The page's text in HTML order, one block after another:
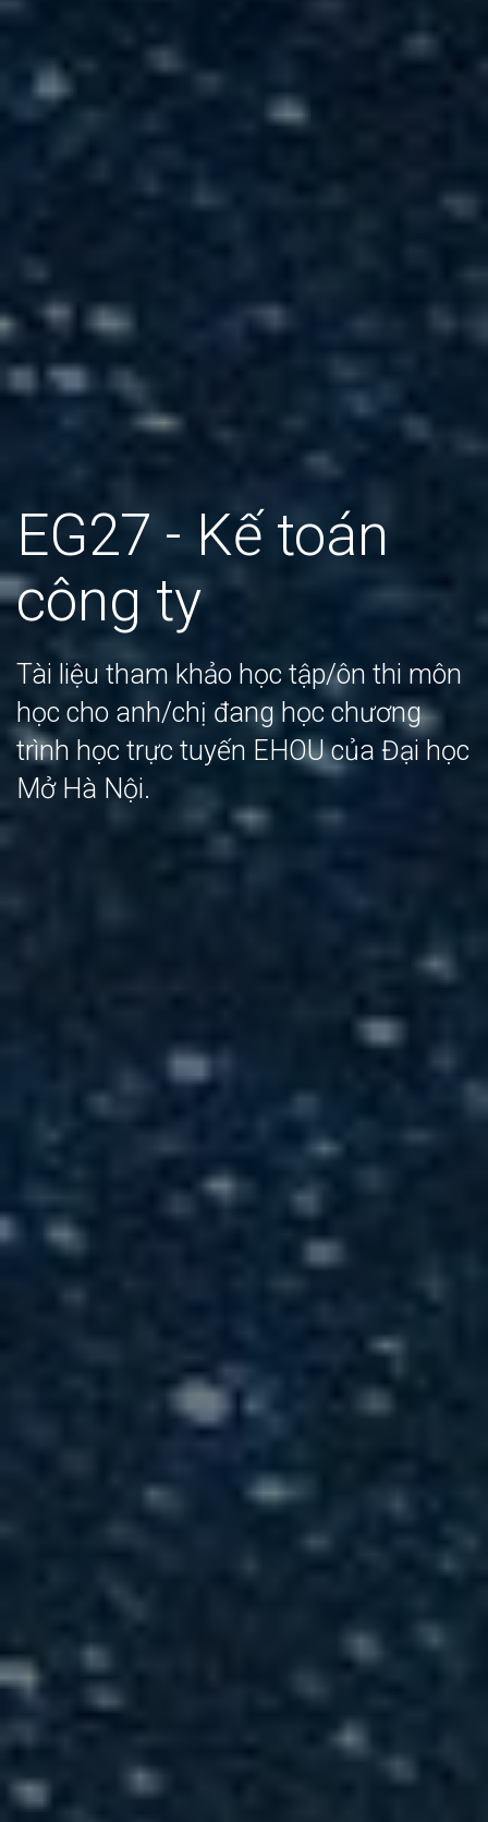
EG27 - Kế toán
công ty
Tài liệu tham khảo học tập/ôn thi môn
học cho anh/chị đang học chương
trình học trực tuyến EHOU của Đại học
Mở Hà Nội.